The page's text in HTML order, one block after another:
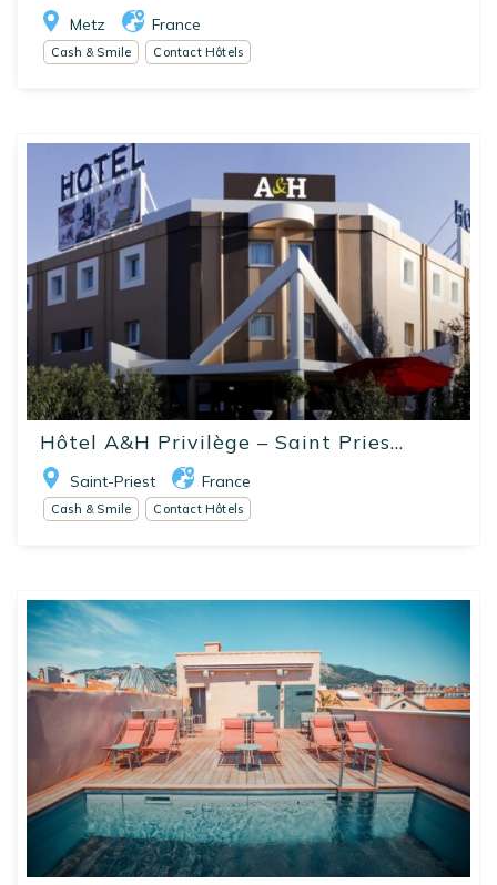
Metz France
Cash & Smile Contact Hôtels
Hôtel A&H Privilège – Saint Pries...
Saint-Priest France
Cash & Smile Contact Hôtels